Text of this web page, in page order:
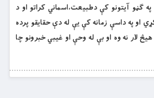
ګڼو آیتونو کې دطبیعت،اسماني کراتو او د
او په داسې زمانه کې يې له دې حقایقو پرده
لار نه وه او بې له وحې او غیبي خبرونو چا